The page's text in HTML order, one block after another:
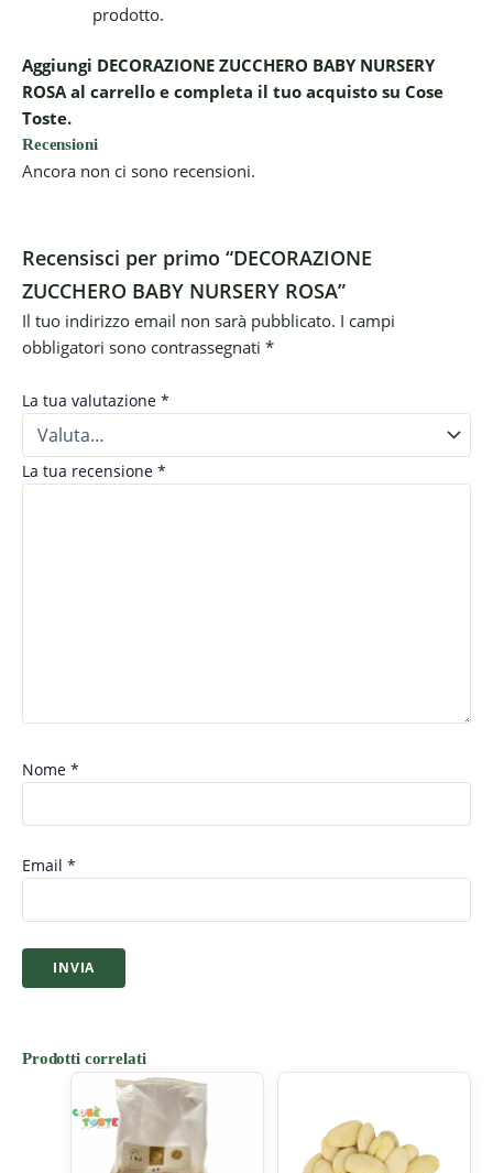
prodotto.
Aggiungi DECORAZIONE ZUCCHERO BABY NURSERY
ROSA al carrello e completa il tuo acquisto su Cose
Toste.
Recensioni
Ancora non ci sono recensioni.
Recensisci per primo “DECORAZIONE
ZUCCHERO BABY NURSERY ROSA”
Il tuo indirizzo email non sarà pubblicato. I campi
obbligatori sono contrassegnati *
La tua valutazione *
La tua recensione *
Nome *
Email *
Prodotti correlati